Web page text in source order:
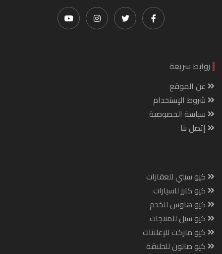
روابط سريعة
عن الموقع
شروط الإستخدام
سياسة الخصوصية
إتصل بنا
كيو سيتي للعقارات
كيو كارز للسيارات
كيو هاوس للخدم
كيو سيل للمنتجات
كيو ماركت للإعلانات
كيو صالون للحلاقة